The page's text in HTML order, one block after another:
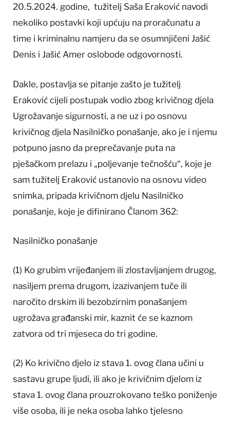
20.5.2024. godine, tužitelj Saša Eraković navodi
nekoliko postavki koji upćuju na proračunatu a
time i kriminalnu namjeru da se osumnjičeni Jašić
Denis i Jašić Amer oslobode odgovornosti.
Dakle, postavlja se pitanje zašto je tužitelj
Eraković cijeli postupak vodio zbog krivičnog djela
Ugrožavanje sigurnosti, a ne uz i po osnovu
krivičnog djela Nasilničko ponašanje, ako je i njemu
potpuno jasno da preprečavanje puta na
pješačkom prelazu i „poljevanje tečnošću“, koje je
sam tužitelj Eraković ustanovio na osnovu video
snimka, pripada krivičnom djelu Nasilničko
ponašanje, koje je difinirano Članom 362:
Nasilničko ponašanje
(1) Ko grubim vrijeđanjem ili zlostavljanjem drugog,
nasiljem prema drugom, izazivanjem tuče ili
naročito drskim ili bezobzirnim ponašanjem
ugrožava građanski mir, kaznit će se kaznom
zatvora od tri mjeseca do tri godine.
(2) Ko krivično djelo iz stava 1. ovog člana učini u
sastavu grupe ljudi, ili ako je krivičnim djelom iz
stava 1. ovog člana prouzrokovano teško poniženje
više osoba, ili je neka osoba lahko tjelesno